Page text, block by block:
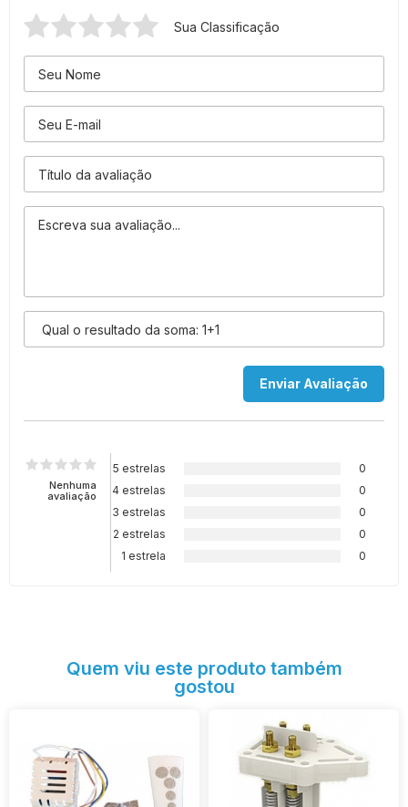
Sua Classificação
Nenhuma
avaliação
5 estrelas
0
4 estrelas
0
3 estrelas
0
2 estrelas
0
1 estrela
0
Quem viu este produto também
gostou